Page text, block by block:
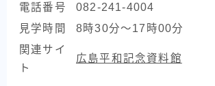
電話番号
082-241-4004
見学時間
8時30分～17時00分
関連サイ
ト
広島平和記念資料館